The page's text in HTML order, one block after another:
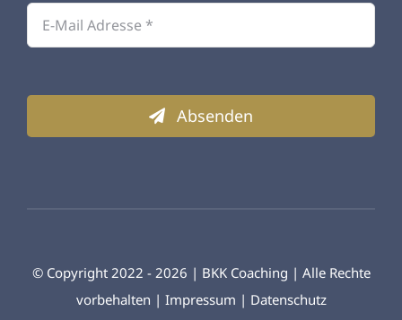
Absenden
© Copyright 2022 - 2026 | BKK Coaching | Alle Rechte
vorbehalten | Impressum | Datenschutz